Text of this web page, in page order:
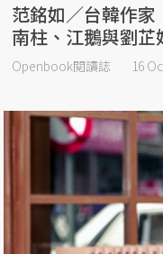
范銘如／台韓作
南柱、江鵝與劉芷
Openbook閱讀誌 16